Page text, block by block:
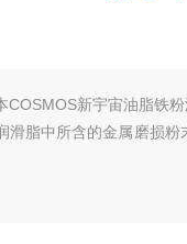
COSMOS新宇宙油脂铁
滑脂中所含的金属磨损